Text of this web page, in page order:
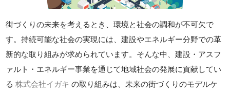
街づくりの未来を考えるとき、環境と社会の調和が不可欠で
す。持続可能な社会の実現には、建設やエネルギー分野での革
新的な取り組みが求められています。そんな中、建設・アスフ
ァルト・エネルギー事業を通じて地域社会の発展に貢献してい
る株式会社イガキ の取り組みは、未来の街づくりのモデルケ